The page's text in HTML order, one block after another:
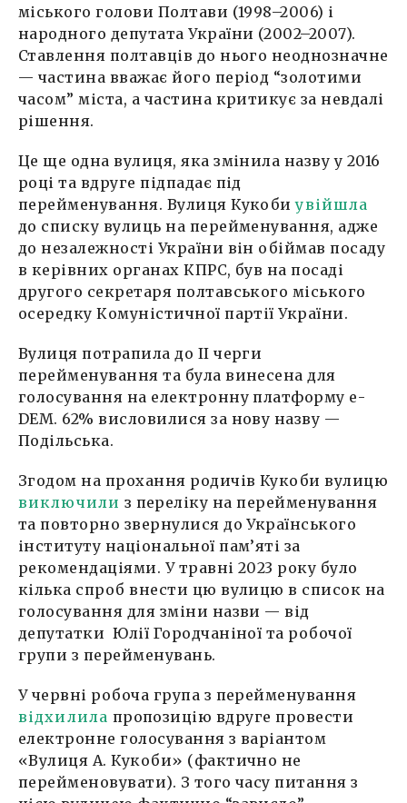
міського голови Полтави (1998–2006) і
народного депутата України (2002–2007).
Ставлення полтавців до нього неоднозначне
— частина вважає його період “золотими
часом” міста, а частина критикує за невдалі
рішення.
Це ще одна вулиця, яка змінила назву у 2016
році та вдруге підпадає під
перейменування. Вулиця Кукобиувійшла
до списку вулиць на перейменування, адже
до незалежності України він обіймав посаду
в керівних органах КПРС, був на посаді
другого секретаря полтавського міського
осередку Комуністичної партії України.
Вулиця потрапила до ІІ черги
перейменування та була винесена для
голосування на електронну платформу е-
DEM. 62% висловилися за нову назву —
Подільська.
Згодом на прохання родичів Кукоби вулицю
виключили з переліку на перейменування
та повторно звернулися до Українського
інституту національної пам’яті за
рекомендаціями. У травні 2023 року було
кілька спроб внести цю вулицю в список на
голосування для зміни назви — від
депутатки Юлії Городчаніної та робочої
групи з перейменувань.
У червні робоча група з перейменування
відхилила пропозицію вдруге провести
електронне голосування з варіантом
«Вулиця А. Кукоби» (фактично не
перейменовувати). З того часу питання з